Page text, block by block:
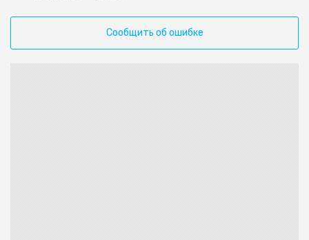
Сообщить об ошибке